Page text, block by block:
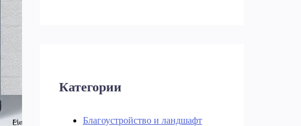
Категории
Благоустройство и ландшафт